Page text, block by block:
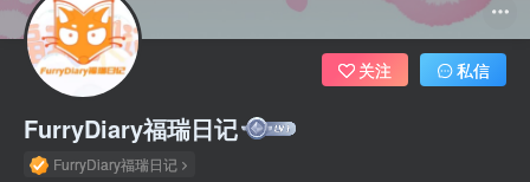
FurryDiary福瑞日记
FurryDiary福瑞日记
关注 私信